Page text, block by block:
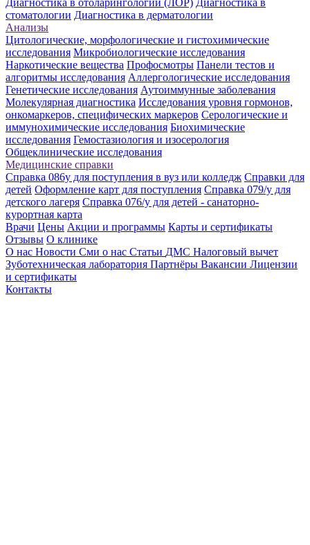
Диагностика в отоларингологии (ЛОР) Диагностика в
стоматологии Диагностика в дерматологии
Анализы
Цитологические, морфологические и гистохимические
исследования Микробиологические исследования
Наркотические вещества Профосмотры Панели тестов и
алгоритмы исследования Аллергологические исследования
Генетические исследования Аутоиммунные заболевания
Молекулярная диагностика Исследования уровня гормонов,
онкомаркеров, специфических маркеров Серологические и
иммунохимические исследования Биохимические
исследования Гемостазиология и изосерология
Общеклинические исследования
Медицинские справки
Справка 086у для поступления в вуз или колледж Справки для
детей Оформление карт для поступления Справка 079/у для
детского лагеря Справка 076/у для детей - санаторно-
курортная карта
Врачи Цены Акции и программы Карты и сертификаты
Отзывы О клинике
О нас Новости Сми о нас Статьи ДМС Налоговый вычет
Зуботехническая лаборатория Партнёры Вакансии Лицензии
и сертификаты
Контакты